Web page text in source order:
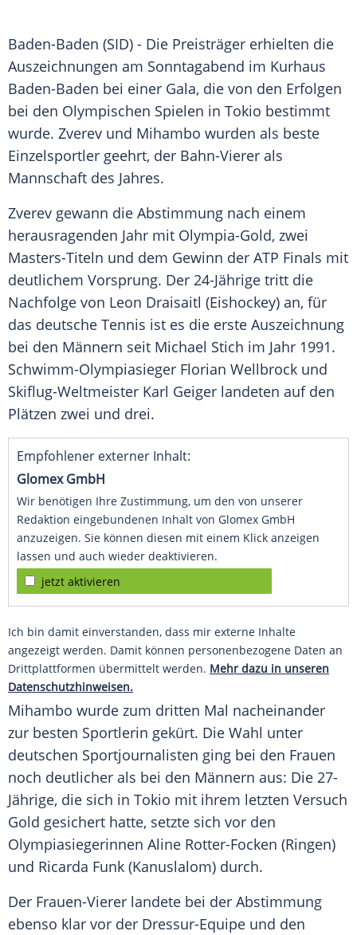
Baden-Baden (SID) - Die Preisträger erhielten die
Auszeichnungen am Sonntagabend im Kurhaus
Baden-Baden bei einer Gala, die von den Erfolgen
bei den Olympischen Spielen in Tokio bestimmt
wurde. Zverev und Mihambo wurden als beste
Einzelsportler geehrt, der Bahn-Vierer als
Mannschaft des Jahres.
Zverev gewann die Abstimmung nach einem
herausragenden Jahr mit Olympia-Gold, zwei
Masters-Titeln und dem Gewinn der ATP Finals mit
deutlichem Vorsprung. Der 24-Jährige tritt die
Nachfolge von Leon Draisaitl (Eishockey) an, für
das deutsche Tennis ist es die erste Auszeichnung
bei den Männern seit Michael Stich im Jahr 1991.
Schwimm-Olympiasieger Florian Wellbrock und
Skiflug-Weltmeister Karl Geiger landeten auf den
Plätzen zwei und drei.
Empfohlener externer Inhalt:
Glomex GmbH
Wir benötigen Ihre Zustimmung, um den von unserer
Redaktion eingebundenen Inhalt von Glomex GmbH
anzuzeigen. Sie können diesen mit einem Klick anzeigen
lassen und auch wieder deaktivieren.
jetzt aktivieren
Ich bin damit einverstanden, dass mir externe Inhalte
angezeigt werden. Damit können personenbezogene Daten an
Drittplattformen übermittelt werden. Mehr dazu in unseren
Datenschutzhinweisen.
Mihambo wurde zum dritten Mal nacheinander
zur besten Sportlerin gekürt. Die Wahl unter
deutschen Sportjournalisten ging bei den Frauen
noch deutlicher als bei den Männern aus: Die 27-
Jährige, die sich in Tokio mit ihrem letzten Versuch
Gold gesichert hatte, setzte sich vor den
Olympiasiegerinnen Aline Rotter-Focken (Ringen)
und Ricarda Funk (Kanuslalom) durch.
Der Frauen-Vierer landete bei der Abstimmung
ebenso klar vor der Dressur-Equipe und den